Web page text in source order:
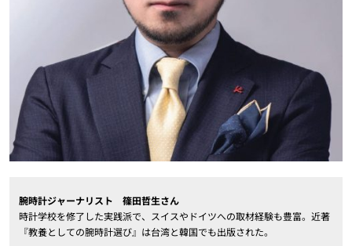
腕時計ジャーナリスト 篠田哲生さん
時計学校を修了した実践派で、スイスやドイツへの取材経験も豊富。近著
『教養としての腕時計選び』は台湾と韓国でも出版された。